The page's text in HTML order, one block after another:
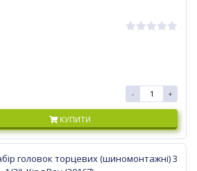
- +
КУПИТИ